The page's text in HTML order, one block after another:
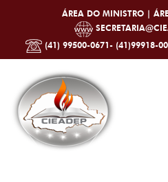
ÁREA DO MINISTRO |
(41) 99500-0671- (41)99918-